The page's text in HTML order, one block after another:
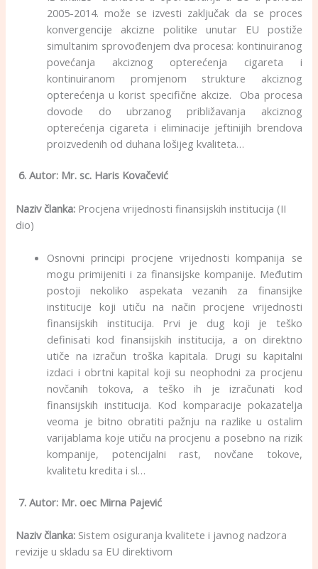
2005-2014. može se izvesti zaključak da se proces
konvergencije akcizne politike unutar EU postiže
simultanim sprovođenjem dva procesa: kontinuiranog
povećanja akciznog opterećenja cigareta i
kontinuiranom promjenom strukture akciznog
opterećenja u korist specifične akcize. Oba procesa
dovode do ubrzanog približavanja akciznog
opterećenja cigareta i eliminacije jeftinijih brendova
proizvedenih od duhana lošijeg kvaliteta…
6. Autor: Mr. sc. Haris Kovačević
Naziv članka: Procjena vrijednosti finansijskih institucija (II
dio)
Osnovni principi procjene vrijednosti kompanija se
mogu primijeniti i za finansijske kompanije. Međutim
postoji nekoliko aspekata vezanih za finansijke
institucije koji utiču na način procjene vrijednosti
finansijskih institucija. Prvi je dug koji je teško
definisati kod finansijskih institucija, a on direktno
utiče na izračun troška kapitala. Drugi su kapitalni
izdaci i obrtni kapital koji su neophodni za procjenu
novčanih tokova, a teško ih je izračunati kod
finansijskih institucija. Kod komparacije pokazatelja
veoma je bitno obratiti pažnju na razlike u ostalim
varijablama koje utiču na procjenu a posebno na rizik
kompanije, potencijalni rast, novčane tokove,
kvalitetu kredita i sl…
7. Autor: Mr. oec Mirna Pajević
Naziv članka: Sistem osiguranja kvalitete i javnog nadzora
revizije u skladu sa EU direktivom